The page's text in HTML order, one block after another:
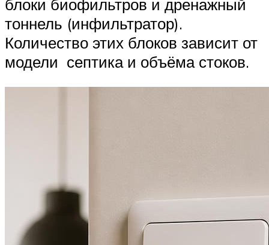
блоки биофильтров и дренажный
тоннель (инфильтратор).
Количество этих блоков зависит от
модели септика и объёма стоков.